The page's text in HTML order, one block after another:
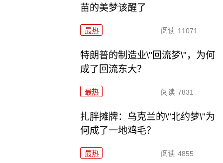
苗的美梦该醒了
最热 阅读 11071
特朗普的制造业\"回流梦\"，为何
成了回流东大？
最热 阅读 7831
扎胖摊牌：乌克兰的\"北约梦\"为
何成了一地鸡毛？
最热 阅读 4855